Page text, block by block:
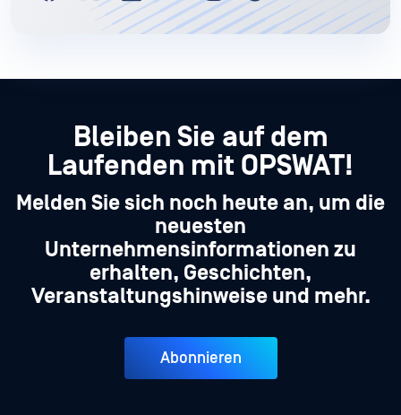
Bleiben Sie auf dem
Laufenden mit OPSWAT!
Melden Sie sich noch heute an, um die
neuesten
Unternehmensinformationen zu
erhalten, Geschichten,
Veranstaltungshinweise und mehr.
Abonnieren